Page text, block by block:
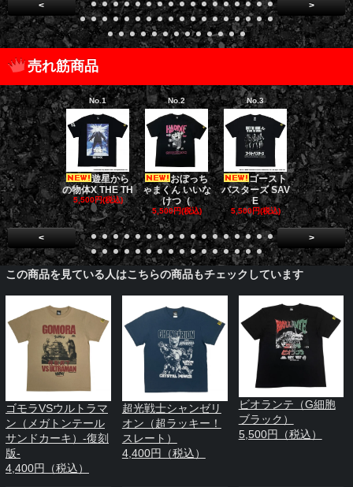
< >
売れ筋商品
No.1
遊星から
の物体X THE TH
5,500円(税込)
No.2
おぼっち
ゃまくん いいな
けつ（
5,500円(税込)
No.3
ゴースト
バスターズ SAV
E
5,500円(税込)
No.4
ゴー
バスターズ
ージャ
5,500円(税
< >
この商品を見ている人はこちらの商品もチェックしています
ゴモラVSウルトラマ
ン（メガトンテール
サンドカーキ）-復刻
版-
4,400円（税込）
超光戦士シャンゼリ
オン（超ラッキー！
スレート）
4,400円（税込）
ビオランテ（G細胞
ブラック）
5,500円（税込）